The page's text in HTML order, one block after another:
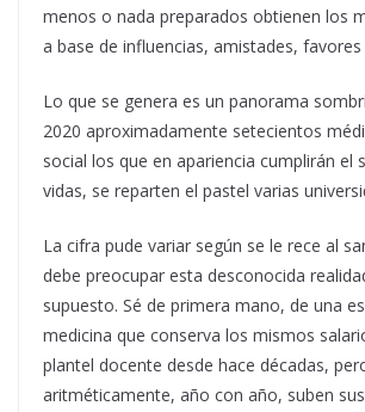
menos o nada preparados obtienen los
a base de influencias, amistades,
Lo que se genera es un panorama
2020 aproximadamente setecientos
social los que en apariencia cumplirán el
vidas, se reparten el pastel varias
La cifra pude variar según se le rece al
debe preocupar esta desconocida
supuesto. Sé de primera mano, de una
medicina que conserva los mismos
plantel docente desde hace décadas,
aritméticamente, año con año, suben